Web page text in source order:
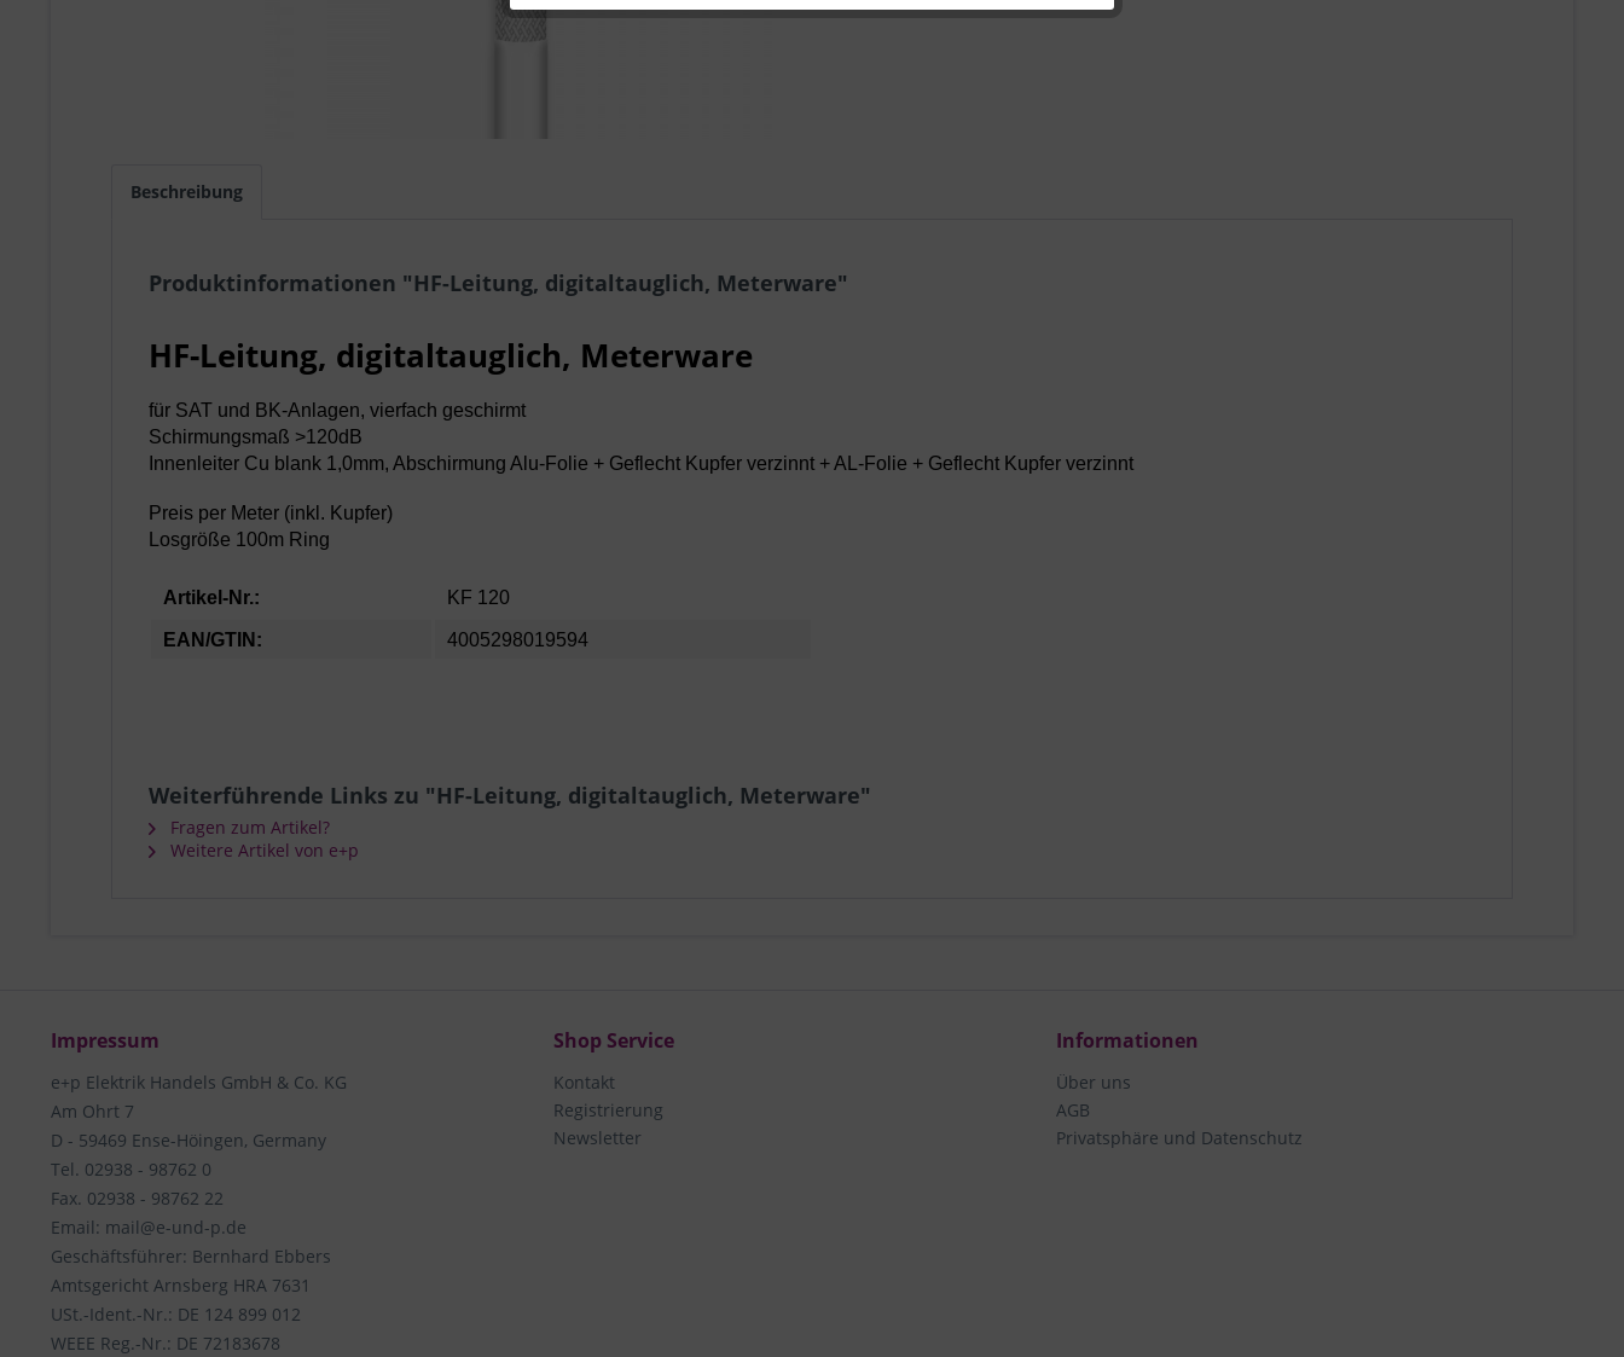
Beschreibung
Produktinformationen "HF-Leitung, digitaltauglich, Meterware"
HF-Leitung, digitaltauglich, Meterware
für SAT und BK-Anlagen, vierfach geschirmt
Schirmungsmaß >120dB
Innenleiter Cu blank 1,0mm, Abschirmung Alu-Folie + Geflecht Kupfer verzinnt + AL-Folie + Geflecht Kupfer verzinnt
Preis per Meter (inkl. Kupfer)
Losgröße 100m Ring
Artikel-Nr.: KF 120
EAN/GTIN: 4005298019594
Weiterführende Links zu "HF-Leitung, digitaltauglich, Meterware"
Fragen zum Artikel?
Weitere Artikel von e+p
Impressum
e+p Elektrik Handels GmbH & Co. KG
Am Ohrt 7
D - 59469 Ense-Höingen, Germany
Tel. 02938 - 98762 0
Fax. 02938 - 98762 22
Email: mail@e-und-p.de
Geschäftsführer: Bernhard Ebbers
Amtsgericht Arnsberg HRA 7631
USt.-Ident.-Nr.: DE 124 899 012
WEEE Reg.-Nr.: DE 72183678
Shop Service
Kontakt
Registrierung
Newsletter
Informationen
Über uns
AGB
Privatsphäre und Datenschutz